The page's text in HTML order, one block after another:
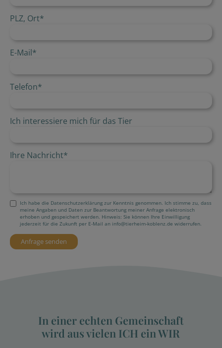
PLZ, Ort*
E-Mail*
Telefon*
Ich interessiere mich für das Tier
Ihre Nachricht*
Ich habe die Datenschutzerklärung zur Kenntnis genommen. Ich stimme zu, dass
meine Angaben und Daten zur Beantwortung meiner Anfrage elektronisch
erhoben und gespeichert werden. Hinweis: Sie können Ihre Einwilligung
jederzeit für die Zukunft per E-Mail an info@tierheim-koblenz.de widerrufen.
In einer echten Gemeinschaft
wird aus vielen ICH ein WIR